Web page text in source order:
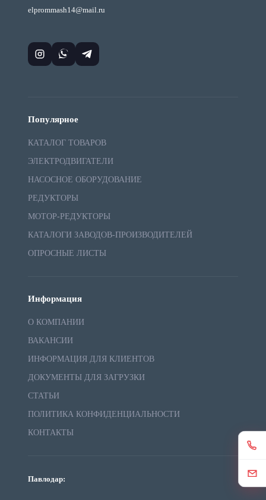
elprommash14@mail.ru
Популярное
КАТАЛОГ ТОВАРОВ
ЭЛЕКТРОДВИГАТЕЛИ
НАСОСНОЕ ОБОРУДОВАНИЕ
РЕДУКТОРЫ
МОТОР-РЕДУКТОРЫ
КАТАЛОГИ ЗАВОДОВ-ПРОИЗВОДИТЕЛЕЙ
ОПРОСНЫЕ ЛИСТЫ
Информация
О КОМПАНИИ
ВАКАНСИИ
ИНФОРМАЦИЯ ДЛЯ КЛИЕНТОВ
ДОКУМЕНТЫ ДЛЯ ЗАГРУЗКИ
СТАТЬИ
ПОЛИТИКА КОНФИДЕНЦИАЛЬНОСТИ
КОНТАКТЫ
Павлодар: